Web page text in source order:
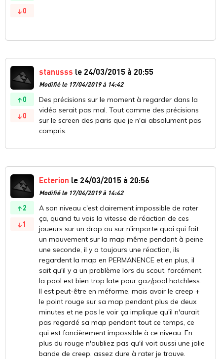
0
0
0
stanusss le 24/03/2015 à 20:55
Modifié le 17/04/2019 à 14:42
Des précisions sur le moment à regarder dans la
vidéo serait pas mal. Tout comme des précisions
sur le screen des paris que je n'ai absolument pas
compris.
2
1
Ecterion le 24/03/2015 à 20:56
Modifié le 17/04/2019 à 14:42
A son niveau c'est clairement impossible de rater
ça, quand tu vois la vitesse de réaction de ces
joueurs sur un drop ou sur n'importe quoi qui fait
un mouvement sur la map même pendant à peine
une seconde, il y a toujours une réaction, ils
regardent la map en PERMANENCE et en plus, il
sait qu'il y a un problème lors du scout, forcément,
la pool est bien trop late pour gaz/pool hatchless.
Il est peut-être en méforme, mais avoir le creep +
le point rouge sur sa map pendant plus de deux
minutes et ne pas le voir ça implique qu'il n'aurait
pas regardé sa map pendant tout ce temps, ce
qui est foncièrement impossible à ce niveau. En
plus du rouge n'oubliez pas qu'il voit aussi une jolie
bande de creep, assez dure à rater je trouve.